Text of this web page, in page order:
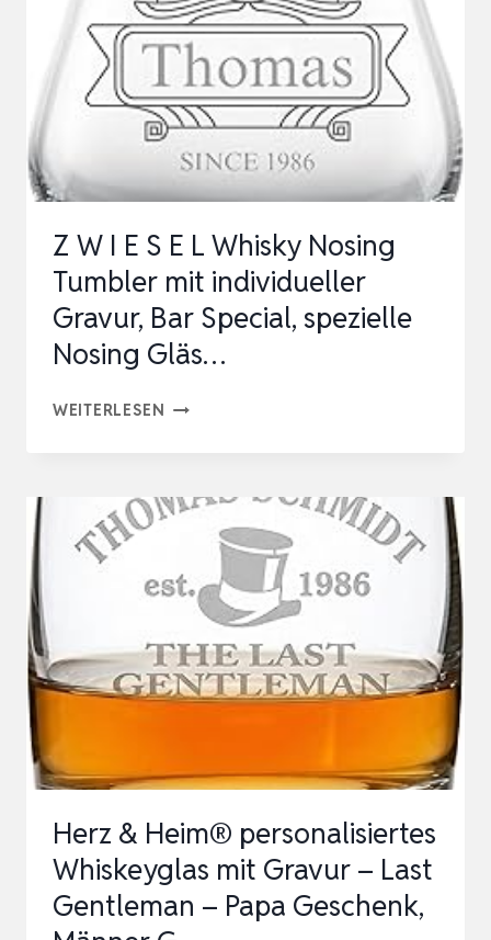
NAMEN
PERSONALISIERT
TUMBLER
315
ML
–
FÜR
MÄNNER
…
Z W I E S E L Whisky Nosing
Tumbler mit individueller
Gravur, Bar Special, spezielle
Nosing Gläs…
WEITERLESEN Z
E
WHISKY
NOSING
TUMBLER
INDIVIDUELLER
BAR
SPECIAL,
SPEZIELLE
NOSING
Herz & Heim® personalisiertes
Whiskeyglas mit Gravur – Last
Gentleman – Papa Geschenk,